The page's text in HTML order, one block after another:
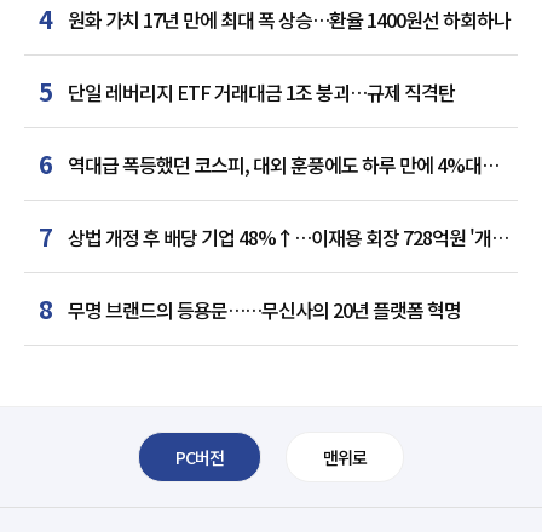
4 원화 가치 17년 만에 최대 폭 상승…환율 1400원선 하회하나
5 단일 레버리지 ETF 거래대금 1조 붕괴…규제 직격탄
6 역대급 폭등했던 코스피, 대외 훈풍에도 하루 만에 4%대
급락
7 상법 개정 후 배당 기업 48%↑…이재용 회장 728억원 '개인
최다'
8 무명 브랜드의 등용문……무신사의 20년 플랫폼 혁명
PC버전 맨위로